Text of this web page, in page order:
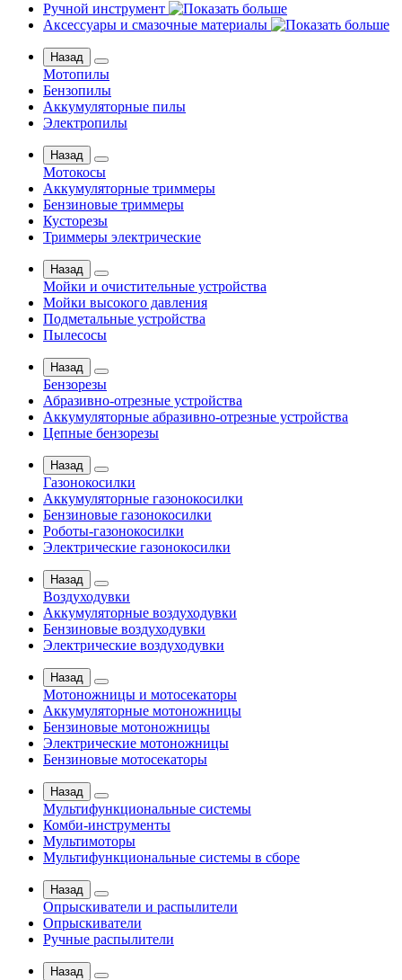
Ручной инструмент
Аксессуары и смазочные материалы
Назад
Мотопилы
Бензопилы
Аккумуляторные пилы
Электропилы
Назад
Мотокосы
Аккумуляторные триммеры
Бензиновые триммеры
Кусторезы
Триммеры электрические
Назад
Мойки и очистительные устройства
Мойки высокого давления
Подметальные устройства
Пылесосы
Назад
Бензорезы
Абразивно-отрезные устройства
Аккумуляторные абразивно-отрезные устройства
Цепные бензорезы
Назад
Газонокосилки
Аккумуляторные газонокосилки
Бензиновые газонокосилки
Роботы-газонокосилки
Электрические газонокосилки
Назад
Воздуходувки
Аккумуляторные воздуходувки
Бензиновые воздуходувки
Электрические воздуходувки
Назад
Мотоножницы и мотосекаторы
Аккумуляторные мотоножницы
Бензиновые мотоножницы
Электрические мотоножницы
Бензиновые мотосекаторы
Назад
Мультифункциональные системы
Комби-инструменты
Мультимоторы
Мультифункциональные системы в сборе
Назад
Опрыскиватели и распылители
Опрыскиватели
Ручные распылители
Назад